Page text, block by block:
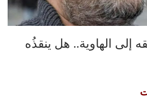
إلى الهاوية.. هل ينقذُه